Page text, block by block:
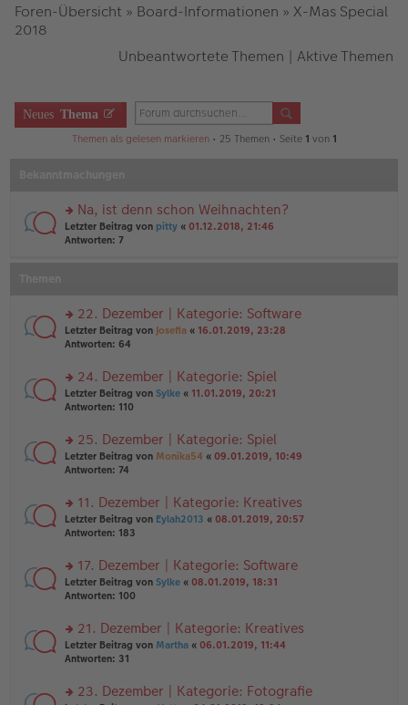
Foren-Übersicht » Board-Informationen » X-Mas Special
2018
Unbeantwortete Themen | Aktive Themen
Neues Thema
Themen als gelesen markieren• 25 Themen • Seite 1 von 1
rs
te
es
e
n
B
ei
tr
Na, ist denn schon Weihnachten?
Letzter Beitrag von pitty « 01.12.2018, 21:46
Antworten: 7
rs
te
n
g
el
e
n
er
tr
a
g
22. Dezember | Kategorie: Software
Letzter Beitrag von Josefia « 16.01.2019, 23:28
Antworten: 64
rs
te
n
g
el
e
n
er
tr
a
g
24. Dezember | Kategorie: Spiel
Letzter Beitrag von Sylke « 11.01.2019, 20:21
Antworten: 110
rs
te
n
g
el
e
n
er
tr
a
g
25. Dezember | Kategorie: Spiel
Letzter Beitrag von Monika54 « 09.01.2019, 10:49
Antworten: 74
rs
te
n
g
el
e
n
er
tr
11. Dezember | Kategorie: Kreatives
Letzter Beitrag von Eylah2013 « 08.01.2019, 20:57
Antworten: 183
rs
te
n
g
el
e
17. Dezember | Kategorie: Software
Letzter Beitrag von Sylke « 08.01.2019, 18:31
Antworten: 100
rs
te
n
21. Dezember | Kategorie: Kreatives
Letzter Beitrag von Martha « 06.01.2019, 11:44
Antworten: 31
23. Dezember | Kategorie: Fotografie